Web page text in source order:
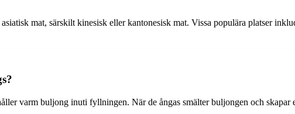
mat, särskilt kinesisk eller kantonesisk mat. Vissa populära platser
varm buljong inuti fyllningen. När de ångas smälter buljongen och